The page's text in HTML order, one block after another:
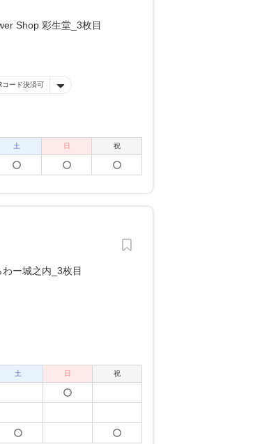
コード決済可
土 日 祝
土 日 祝